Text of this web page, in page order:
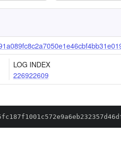
LOG INDEX
226922609